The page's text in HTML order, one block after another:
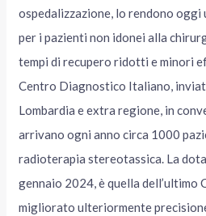
ospedalizzazione, lo rendono
per i pazienti non idonei alla
tempi di recupero ridotti e minori
Centro Diagnostico Italiano,
Lombardia e extra regione, in
arrivano ogni anno circa 1000
radioterapia stereotassica. La
gennaio 2024, è quella dell’ultimo
migliorato ulteriormente